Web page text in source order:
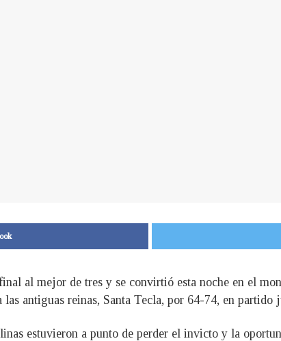
al mejor de tres y se convirtió esta noche en el
antiguas reinas, Santa Tecla, por 64-74, en
estuvieron a punto de perder el invicto y la